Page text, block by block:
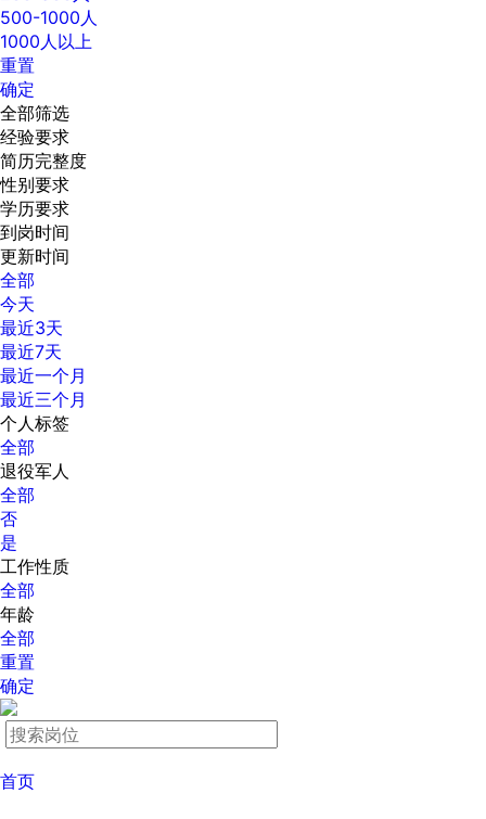
500-1000人
1000人以上
重置
确定
全部筛选
经验要求
简历完整度
性别要求
学历要求
到岗时间
更新时间
全部
今天
最近3天
最近7天
最近一个月
最近三个月
个人标签
全部
退役军人
全部
否
是
工作性质
全部
年龄
全部
重置
确定
首页